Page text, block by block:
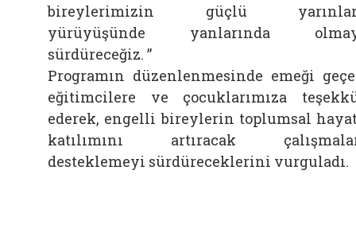
bireylerimizin güçlü
yürüyüşünde yanlarında
sürdüreceğiz. ”
Programın düzenlenmesinde emeği
eğitimcilere ve çocuklarımıza
ederek, engelli bireylerin toplumsal
katılımını artıracak
desteklemeyi sürdüreceklerini vurguladı.